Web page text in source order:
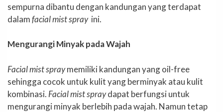
sempurna dibantu dengan kandungan yang terdapat
dalamfacial mist sprayini.
Mengurangi Minyak pada Wajah
Facial mist spraymemiliki kandungan yang oil-free
sehingga cocok untuk kulit yang berminyak atau kulit
kombinasi. Facial mist spraydapat berfungsi untuk
mengurangi minyak berlebih pada wajah. Namun tetap